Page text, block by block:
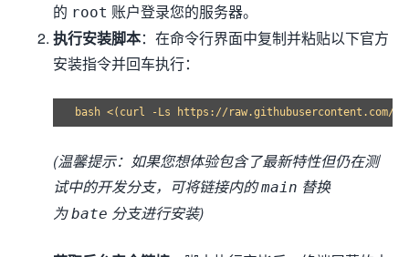
的 root 账户登录您的服务器。
执行安装脚本：在命令行界面中复制并粘贴以下官方
安装指令并回车执行：
(温馨提示：如果您想体验包含了最新特性但仍在测
试中的开发分支，可将链接内的main 替换
为bate 分支进行安装)